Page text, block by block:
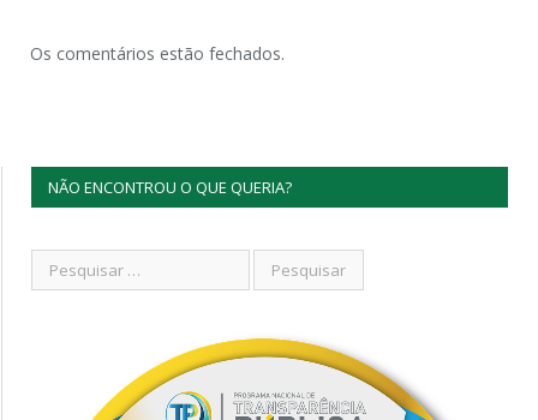
Os comentários estão fechados.
NÃO ENCONTROU O QUE QUERIA?